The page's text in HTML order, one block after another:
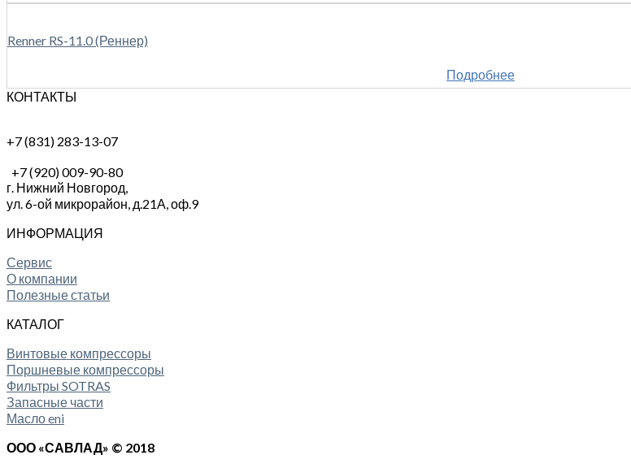
Renner RS-11.0 (Реннер)
Подробнее
КОНТАКТЫ
+7 (831) 283-13-07
+7 (920) 009-90-80
г. Нижний Новгород,
ул. 6-ой микрорайон, д.21А, оф.9
ИНФОРМАЦИЯ
Сервис
О компании
Полезные статьи
КАТАЛОГ
Винтовые компрессоры
Поршневые компрессоры
Фильтры SOTRAS
Запасные части
Масло eni
ООО «САВЛАД» © 2018